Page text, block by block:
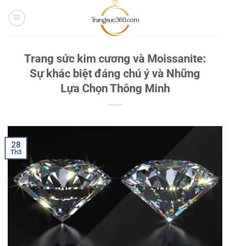
qua
Trang sức kim cương và Moissanite:
Sự khác biệt đáng chú ý và Những
Lựa Chọn Thông Minh
28
Th3